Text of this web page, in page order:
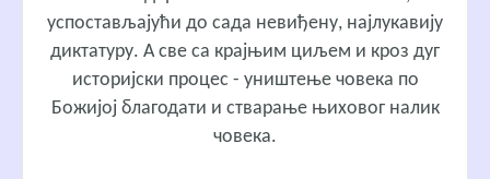
успостављајући до сада невиђену, најлукавију
диктатуру. А све са крајњим циљем и кроз дуг
историјски процес - уништење човека по
Божијој благодати и стварање њиховог налик
човека.